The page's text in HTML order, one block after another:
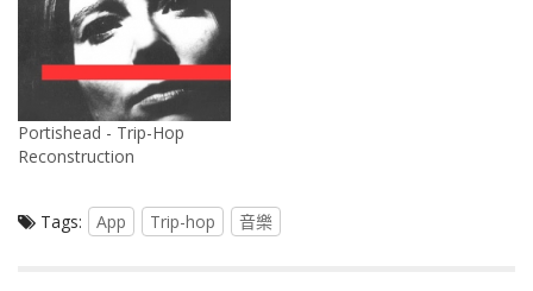
Portishead - Trip-Hop
Reconstruction
Tags: App Trip-hop 音樂